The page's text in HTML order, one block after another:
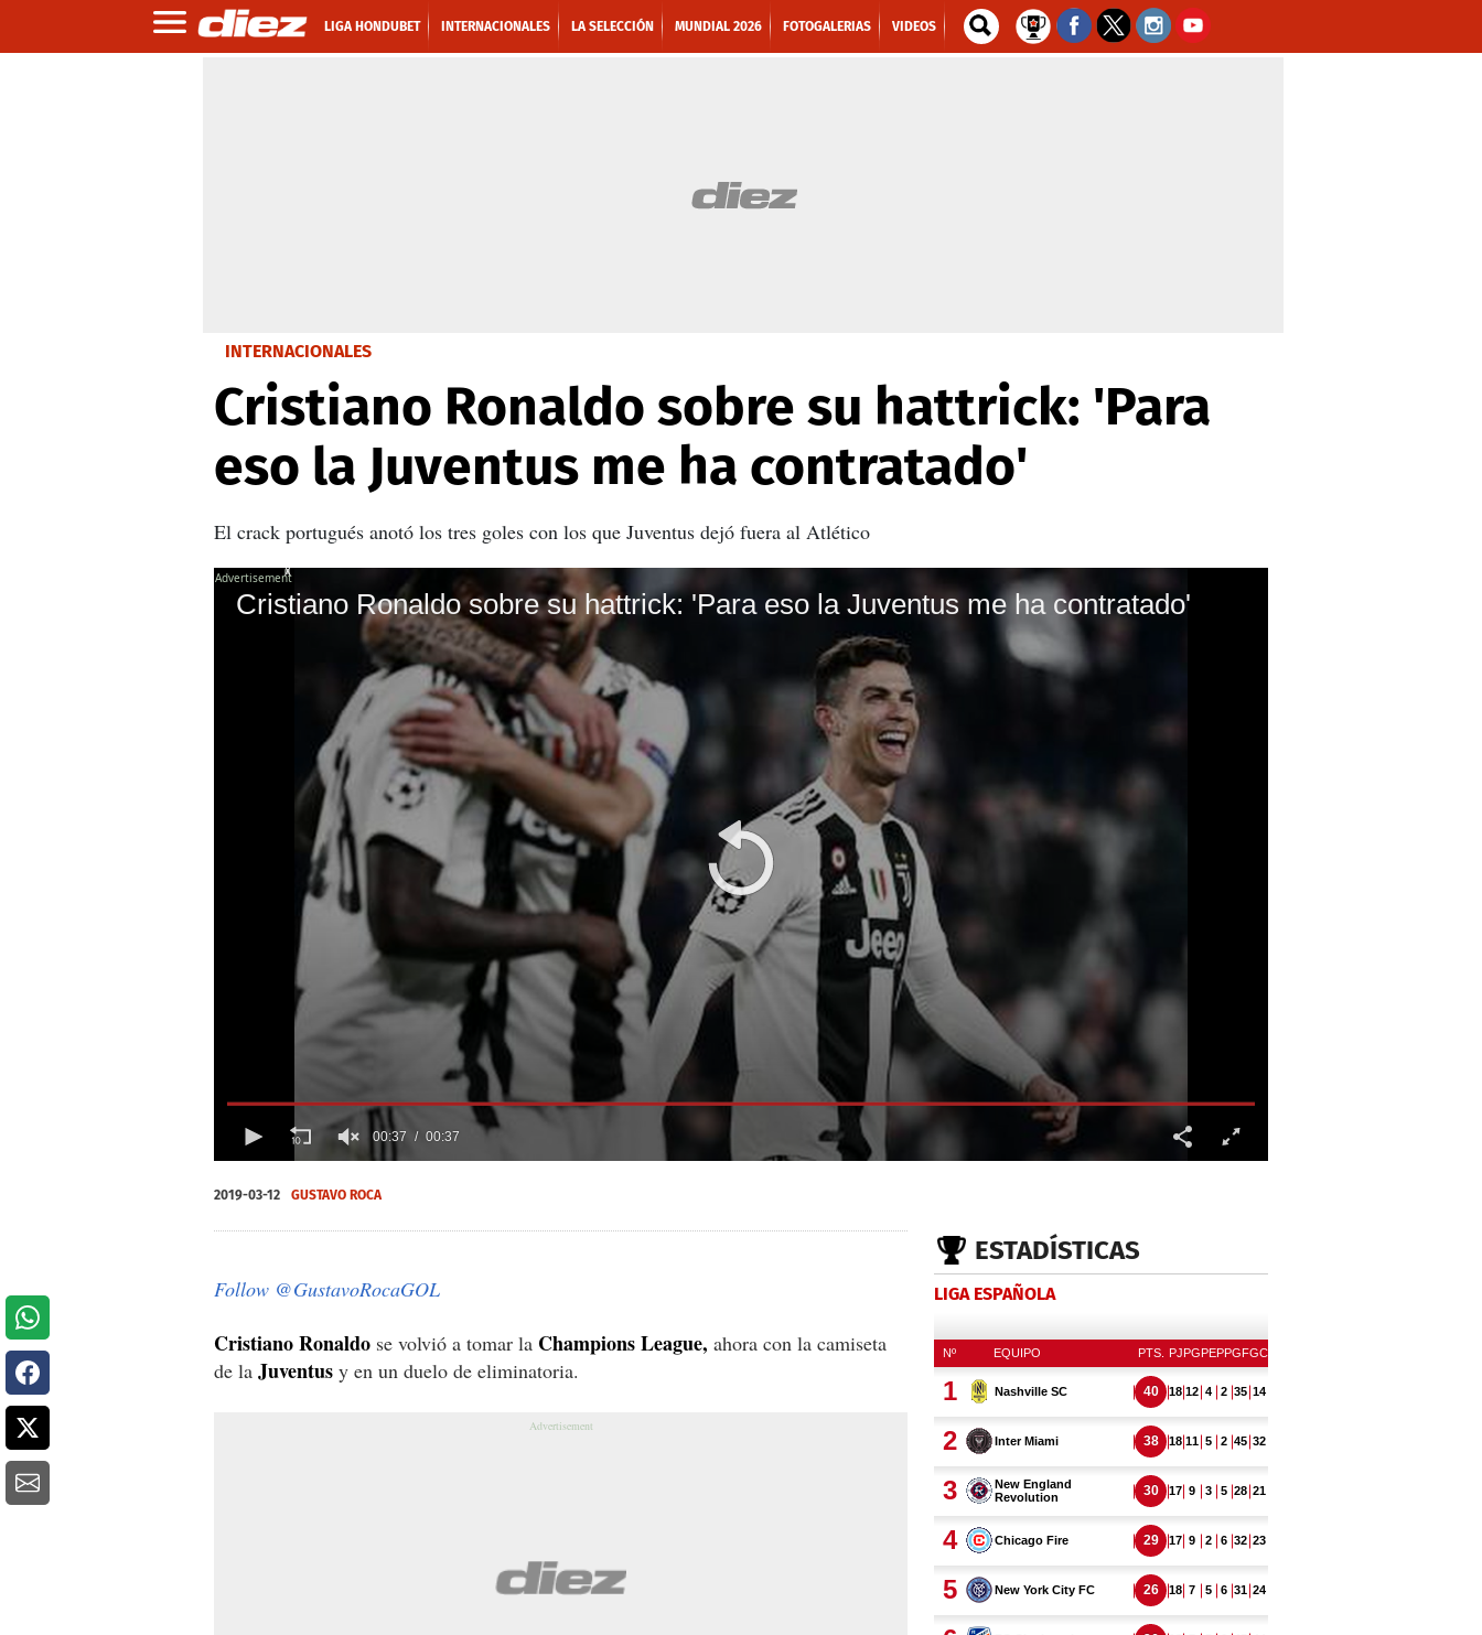
LIGA HONDUBET INTERNACIONALES LA SELECCIÓN MUNDIAL 2026 FOTOGALERIAS VIDEOS
INTERNACIONALES
Cristiano Ronaldo sobre su hattrick: 'Para
eso la Juventus me ha contratado'
El crack portugués anotó los tres goles con los que Juventus dejó fuera al Atlético
Cristiano Ronaldo sobre su hattrick: 'Para eso la Juventus me ha contratado'
of
37
00:37 00:37
X
2019-03-12 GUSTAVO ROCA
Follow @GustavoRocaGOL
Cristiano Ronaldo se volvió a tomar la Champions League, ahora con la camiseta
de la Juventus y en un duelo de eliminatoria.
ESTADÍSTICAS
LIGA ESPAÑOLA